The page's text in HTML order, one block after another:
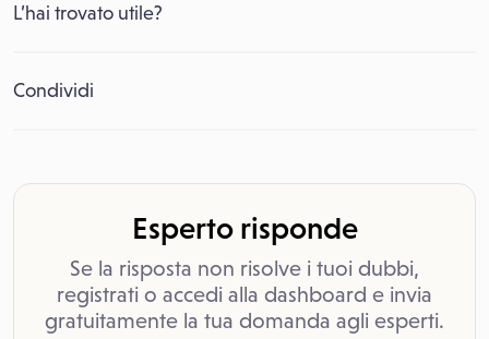
L’hai trovato utile?
Condividi
Esperto risponde
Se la risposta non risolve i tuoi dubbi,
registrati o accedi alla dashboard e invia
gratuitamente la tua domanda agli esperti.